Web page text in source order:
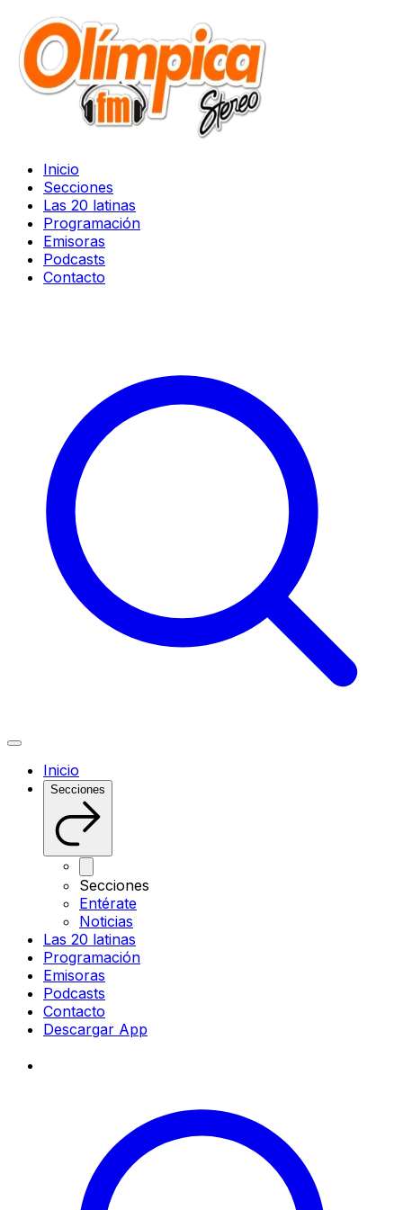
Inicio
Secciones
Las 20 latinas
Programación
Emisoras
Podcasts
Contacto
Inicio
Secciones
Secciones
Entérate
Noticias
Las 20 latinas
Programación
Emisoras
Podcasts
Contacto
Descargar App